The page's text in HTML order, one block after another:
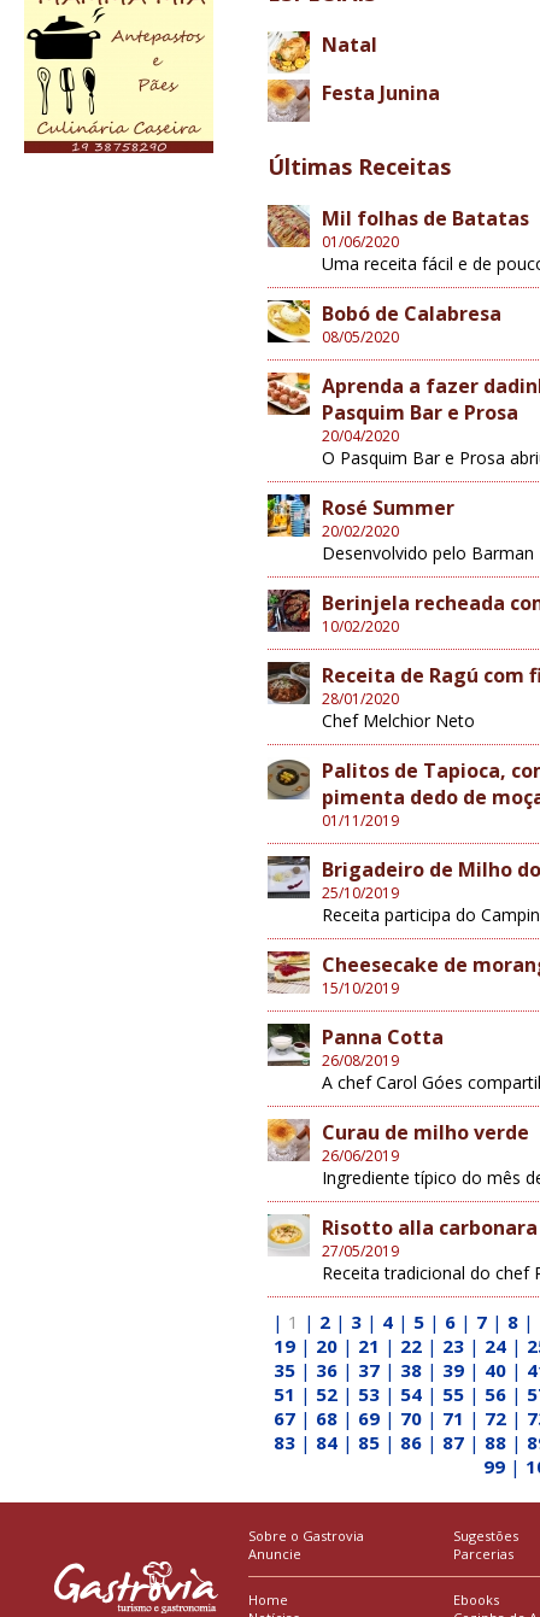
Natal
Festa Junina
Últimas Receitas
Mil folhas de Batatas
01/06/2020
Uma receita fácil e de
Bobó de Calabresa
08/05/2020
Aprenda a fazer
Pasquim Bar e Prosa
20/04/2020
O Pasquim Bar e Prosa
Rosé Summer
20/02/2020
Desenvolvido pelo Barman
Berinjela recheada
10/02/2020
Receita de Ragú com
28/01/2020
Chef Melchior Neto
Palitos de Tapioca,
pimenta dedo de
01/11/2019
Brigadeiro de Milho
25/10/2019
Receita participa do
Cheesecake de
15/10/2019
Panna Cotta
26/08/2019
A chef Carol Góes
Curau de milho verde
26/06/2019
Ingrediente típico do mês
Risotto alla carbonara
27/05/2019
Receita tradicional do chef
| 1 | 2| 3| 4| 5| 6| 7| 8|
19| 20| 21 | 22| 23| 24|
35| 36| 37| 38| 39| 40|
51 | 52| 53| 54| 55| 56|
67| 68| 69| 70| 71 | 72|
83| 84| 85| 86| 87| 88|
99 |
Sobre o Gastrovia
Anuncie
Sugestões
Parcerias
Home
Ebooks